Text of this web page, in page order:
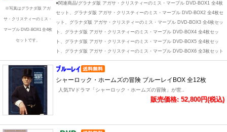
※写真はグラナダ版 アガ
サ・クリスティーのミス・
マープル DVD-BOX1 全4枚
セットです。
●関連商品/グラナダ版 アガサ・クリスティーのミス・マープル DVD-BOX1 全4枚
セット、グラナダ版 アガサ・クリスティーのミス・マープル DVD-BOX2 全4枚セ
ット、グラナダ版 アガサ・クリスティーのミス・マープル DVD-BOX3 全4枚セッ
ト、グラナダ版 アガサ・クリスティーのミス・マープル DVD-BOX4 全4枚セッ
ト、グラナダ版 アガサ・クリスティーのミス・マープル DVD-BOX5 全4枚セッ
ト、グラナダ版 アガサ・クリスティーのミス・マープル DVD-BOX6 全3枚セット
シャーロック・ホームズの冒険 ブルーレイBOX 全12枚
人気TVドラマ「シャーロック・ホームズの冒険」が世..
販売価格: 52,800円(税込)